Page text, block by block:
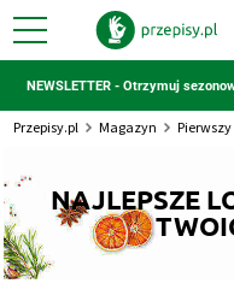
NEWSLETTER - Otrzymuj
Przepisy.pl Magazyn
NAJLEPSZE